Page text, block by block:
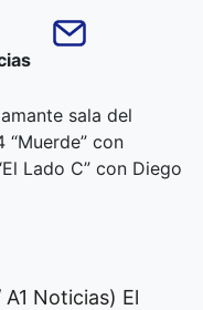
sala del
con
Lado C” con Diego
Noticias) El